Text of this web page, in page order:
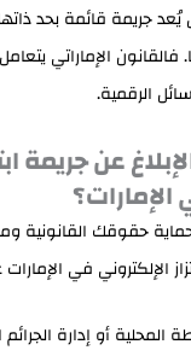
جريمة قائمة بحد
فالقانون الإماراتي
الرقمية.
عن جريمة
حقوقك القانونية
الإلكتروني في الإمارات
المحلية أو إدارة الجرائم